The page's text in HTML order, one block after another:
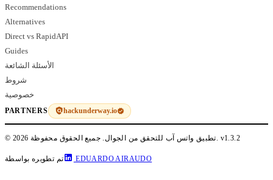
Recommendations
Alternatives
Direct vs RapidAPI
Guides
الأسئلة الشائعة
شروط
خصوصية
PARTNERS hackunderway.io
v1.3.2
تم تطويره بواسطة EDUARDO AIRAUDO